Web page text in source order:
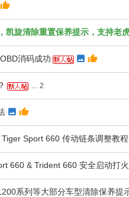
旋清除重置保养提示，支持老
消码成功
... 2
Sport 660 传动链条调整教程
660 & Trident 660 安全启动打
系列等大部分车型清除保养提